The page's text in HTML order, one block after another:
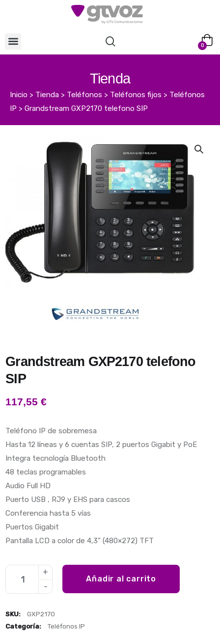
0
Tienda
Inicio > Tienda > Teléfonos > Teléfonos fijos > Teléfonos
IP > Grandstream GXP2170 telefono SIP
Grandstream GXP2170 telefono
SIP
117,55€
Teléfono IP de sobremesa
Hasta 12 líneas y 6 cuentas SIP, 2 puertos Gigabit y PoE
Integra tecnología Bluetooth
48 teclas programables
Audio Full HD
Puerto USB , RJ9 y EHS para cascos
Conferencia hasta 5 vías
Puertos Gigabit
Pantalla LCD a color de 4,3” (480×272) TFT
Añadir al carrito
SKU:
GXP2170
Categoría:
Teléfonos IP